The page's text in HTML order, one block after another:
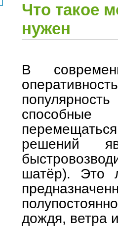
Что такое
нужен
В
решений
шатёр). Это
дождя, ветра